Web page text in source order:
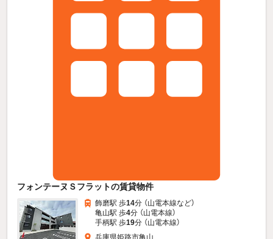
フォンテーヌＳフラットの賃貸物件
飾磨駅 歩14分 （山電本線など）
亀山駅 歩4分 （山電本線）
手柄駅 歩19分 （山電本線）
兵庫県姫路市亀山